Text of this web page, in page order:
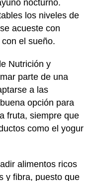
nocturno.
los niveles de
acueste con
el sueño.
Nutrición y
parte de una
a las
opción para
fruta, siempre que
como el yogur
alimentos ricos
y fibra, puesto que